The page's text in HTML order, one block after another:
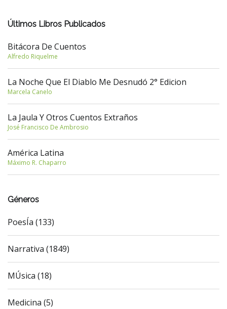
Últimos Libros Publicados
Bitácora De Cuentos
Alfredo Riquelme
La Noche Que El Diablo Me Desnudó 2° Edicion
Marcela Canelo
La Jaula Y Otros Cuentos Extraños
José Francisco De Ambrosio
América Latina
Máximo R. Chaparro
Géneros
PoesÍa (133)
Narrativa (1849)
MÚsica (18)
Medicina (5)